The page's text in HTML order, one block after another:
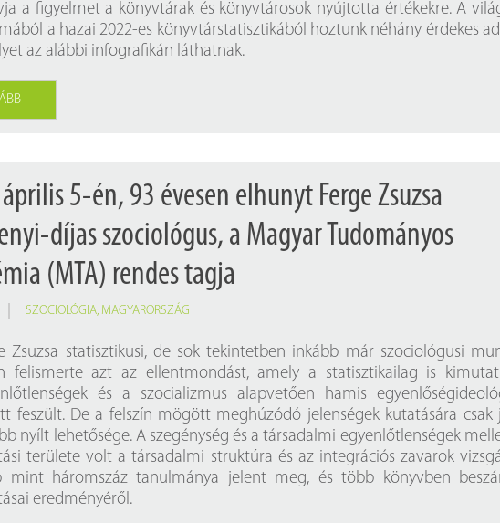
a figyelmet a könyvtárak és könyvtárosok nyújtotta értékekre. A
a hazai 2022-es könyvtárstatisztikából hoztunk néhány érdekes
az alábbi infografikán láthatnak.
5-én, 93 évesen elhunyt Ferge Zsuzsa
díjas szociológus, a Magyar Tudományos
(MTA) rendes tagja
SZOCIOLÓGIA, MAGYARORSZÁG
Zsuzsa statisztikusi, de sok tekintetben inkább már szociológusi
felismerte azt az ellentmondást, amely a statisztikailag is
és a szocializmus alapvetően hamis
feszült. De a felszín mögött meghúzódó jelenségek kutatására csak
nyílt lehetősége. A szegénység és a társadalmi egyenlőtlenségek
területe volt a társadalmi struktúra és az integrációs zavarok
mint háromszáz tanulmánya jelent meg, és több könyvben
eredményéről.